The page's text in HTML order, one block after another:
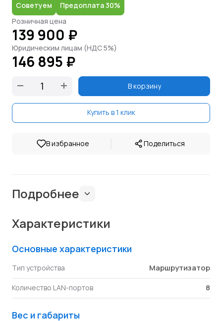
Советуем
Предоплата 30%
Розничная цена
139 900 ₽
Юридическим лицам (НДС 5%)
146 895 ₽
В корзину
Купить в 1 клик
В избранное | Поделиться
Подробнее
Характеристики
Основные характеристики
Тип устройства Маршрутизатор
Количество LAN-портов 8
Вес и габариты